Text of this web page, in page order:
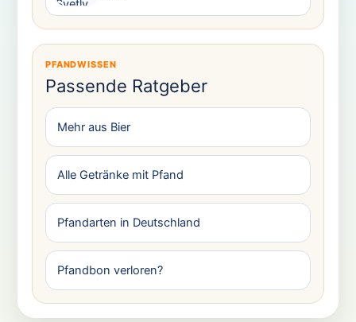
PFANDWISSEN
Passende Ratgeber
Mehr aus Bier
Alle Getränke mit Pfand
Pfandarten in Deutschland
Pfandbon verloren?